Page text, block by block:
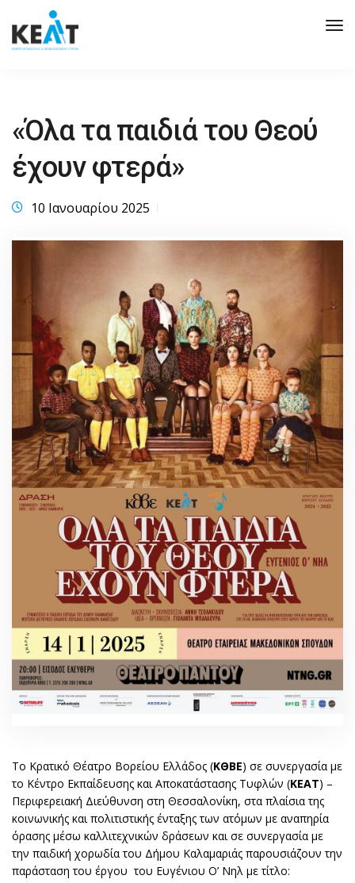
«Όλα τα παιδιά του Θεού
έχουν φτερά»
10 Ιανουαρίου 2025
Το Κρατικό Θέατρο Βορείου Ελλάδος (ΚΘΒΕ) σε συνεργασία με
το Κέντρο Εκπαίδευσης και Αποκατάστασης Τυφλών (ΚΕΑΤ) –
Περιφερειακή Διεύθυνση στη Θεσσαλονίκη, στα πλαίσια της
κοινωνικής και πολιτιστικής ένταξης των ατόμων με αναπηρία
όρασης μέσω καλλιτεχνικών δράσεων και σε συνεργασία με
την παιδική χορωδία του Δήμου Καλαμαριάς παρουσιάζουν την
παράσταση του έργου του Ευγένιου Ο’ Νηλ με τίτλο: